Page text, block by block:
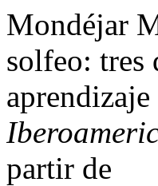
Mondéjar
solfeo: tres
partir de